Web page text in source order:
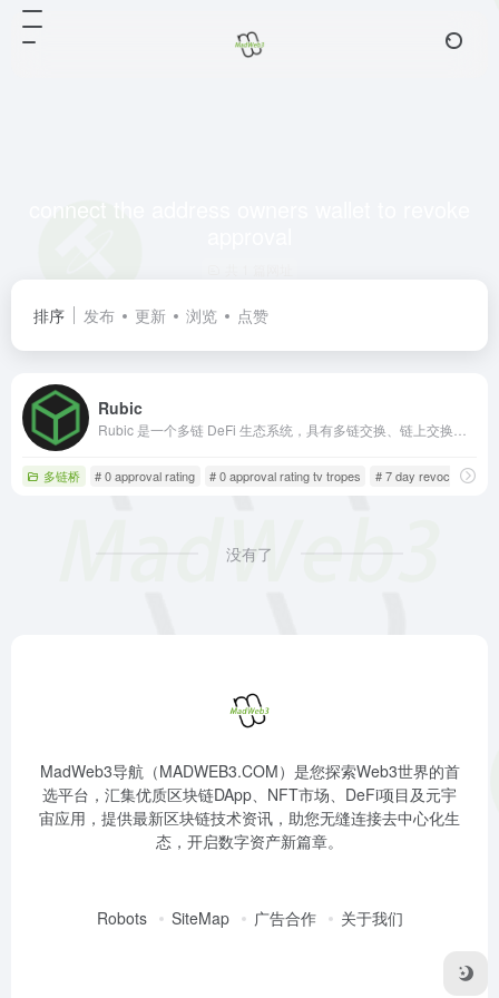
排序 发布 更新 浏览 点赞
Rubic
多链桥 # 0 approval rating # 0 approval rating tv tropes # 7 day revocation
没有了
MadWeb3导航（MADWEB3.COM）是您探索Web3世界的首
选平台，汇集优质区块链DApp、NFT市场、DeFi项目及元宇
宙应用，提供最新区块链技术资讯，助您无缝连接去中心化生
态，开启数字资产新篇章。
Robots SiteMap 广告合作 关于我们